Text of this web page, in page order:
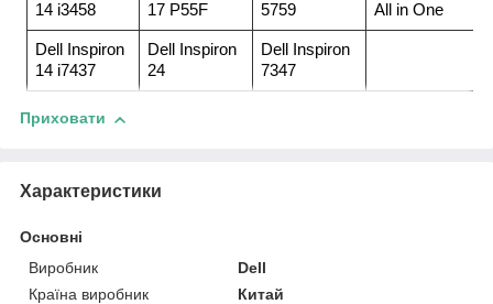
14 i3458
17 P55F
5759
All in One
Dell Inspiron
14 i7437
Dell Inspiron
24
Dell Inspiron
7347
Приховати
Характеристики
Основні
Виробник
Dell
Країна виробник
Китай